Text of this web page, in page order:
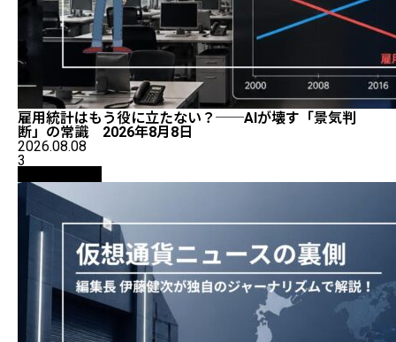
雇用統計はもう役に立たない？──AIが壊す「景気判
断」の常識 2026年8月8日
2026.08.08
3